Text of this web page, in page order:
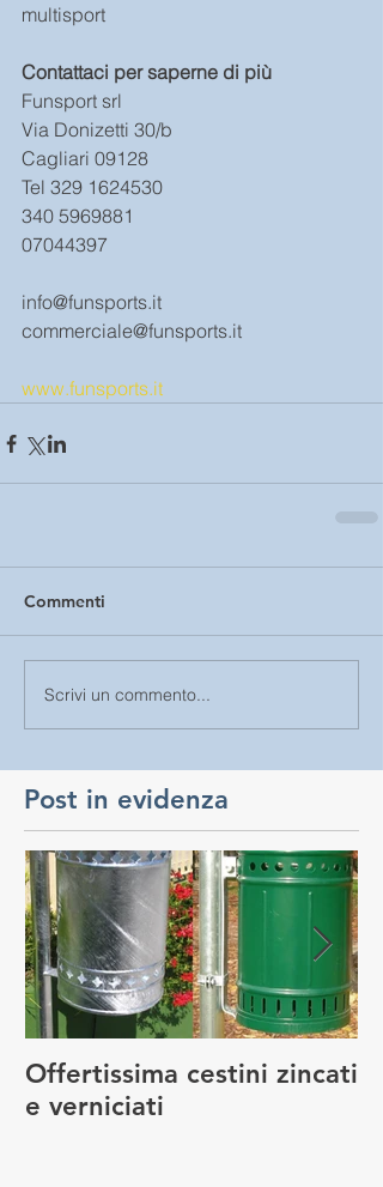
multisport
Contattaci per saperne di più
Funsport srl
Via Donizetti 30/b
Cagliari 09128
Tel 329 1624530
340 5969881
07044397
info@funsports.it
commerciale@funsports.it
www.funsports.it
Commenti
Scrivi un commento...
Post in evidenza
Offertissima cestini zincati
e verniciati